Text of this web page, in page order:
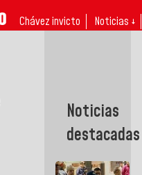
Chávez invicto Noticias ↓
Noticias
destacadas